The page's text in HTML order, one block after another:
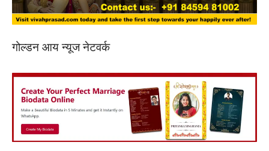
गोल्डन आय न्यूज नेटवर्क